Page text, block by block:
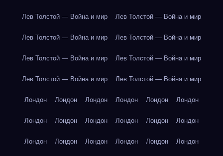
Лев Толстой — Война и мир Лев Толстой — Война и мир
Лев Толстой — Война и мир Лев Толстой — Война и мир
Лев Толстой — Война и мир Лев Толстой — Война и мир
Лев Толстой — Война и мир Лев Толстой — Война и мир
Лондон Лондон Лондон Лондон Лондон Лондон
Лондон Лондон Лондон Лондон Лондон Лондон
Лондон Лондон Лондон Лондон Лондон Лондон